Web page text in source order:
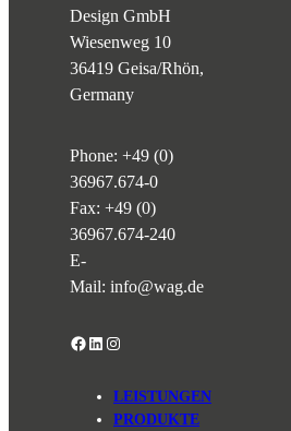
Design GmbH
Wiesenweg 10
36419 Geisa/Rhön,
Germany
Phone: +49 (0)
36967.674-0
Fax: +49 (0)
36967.674-240
E-
Mail: info@wag.de
Facebook
LinkedIn
Instagram
LEISTUNGEN
PRODUKTE